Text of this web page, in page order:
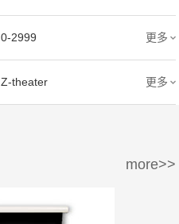
幕布产品
智能产品
高清4K幕布
0-2999
1万-5万
更多
Z-theater 更多
more>>